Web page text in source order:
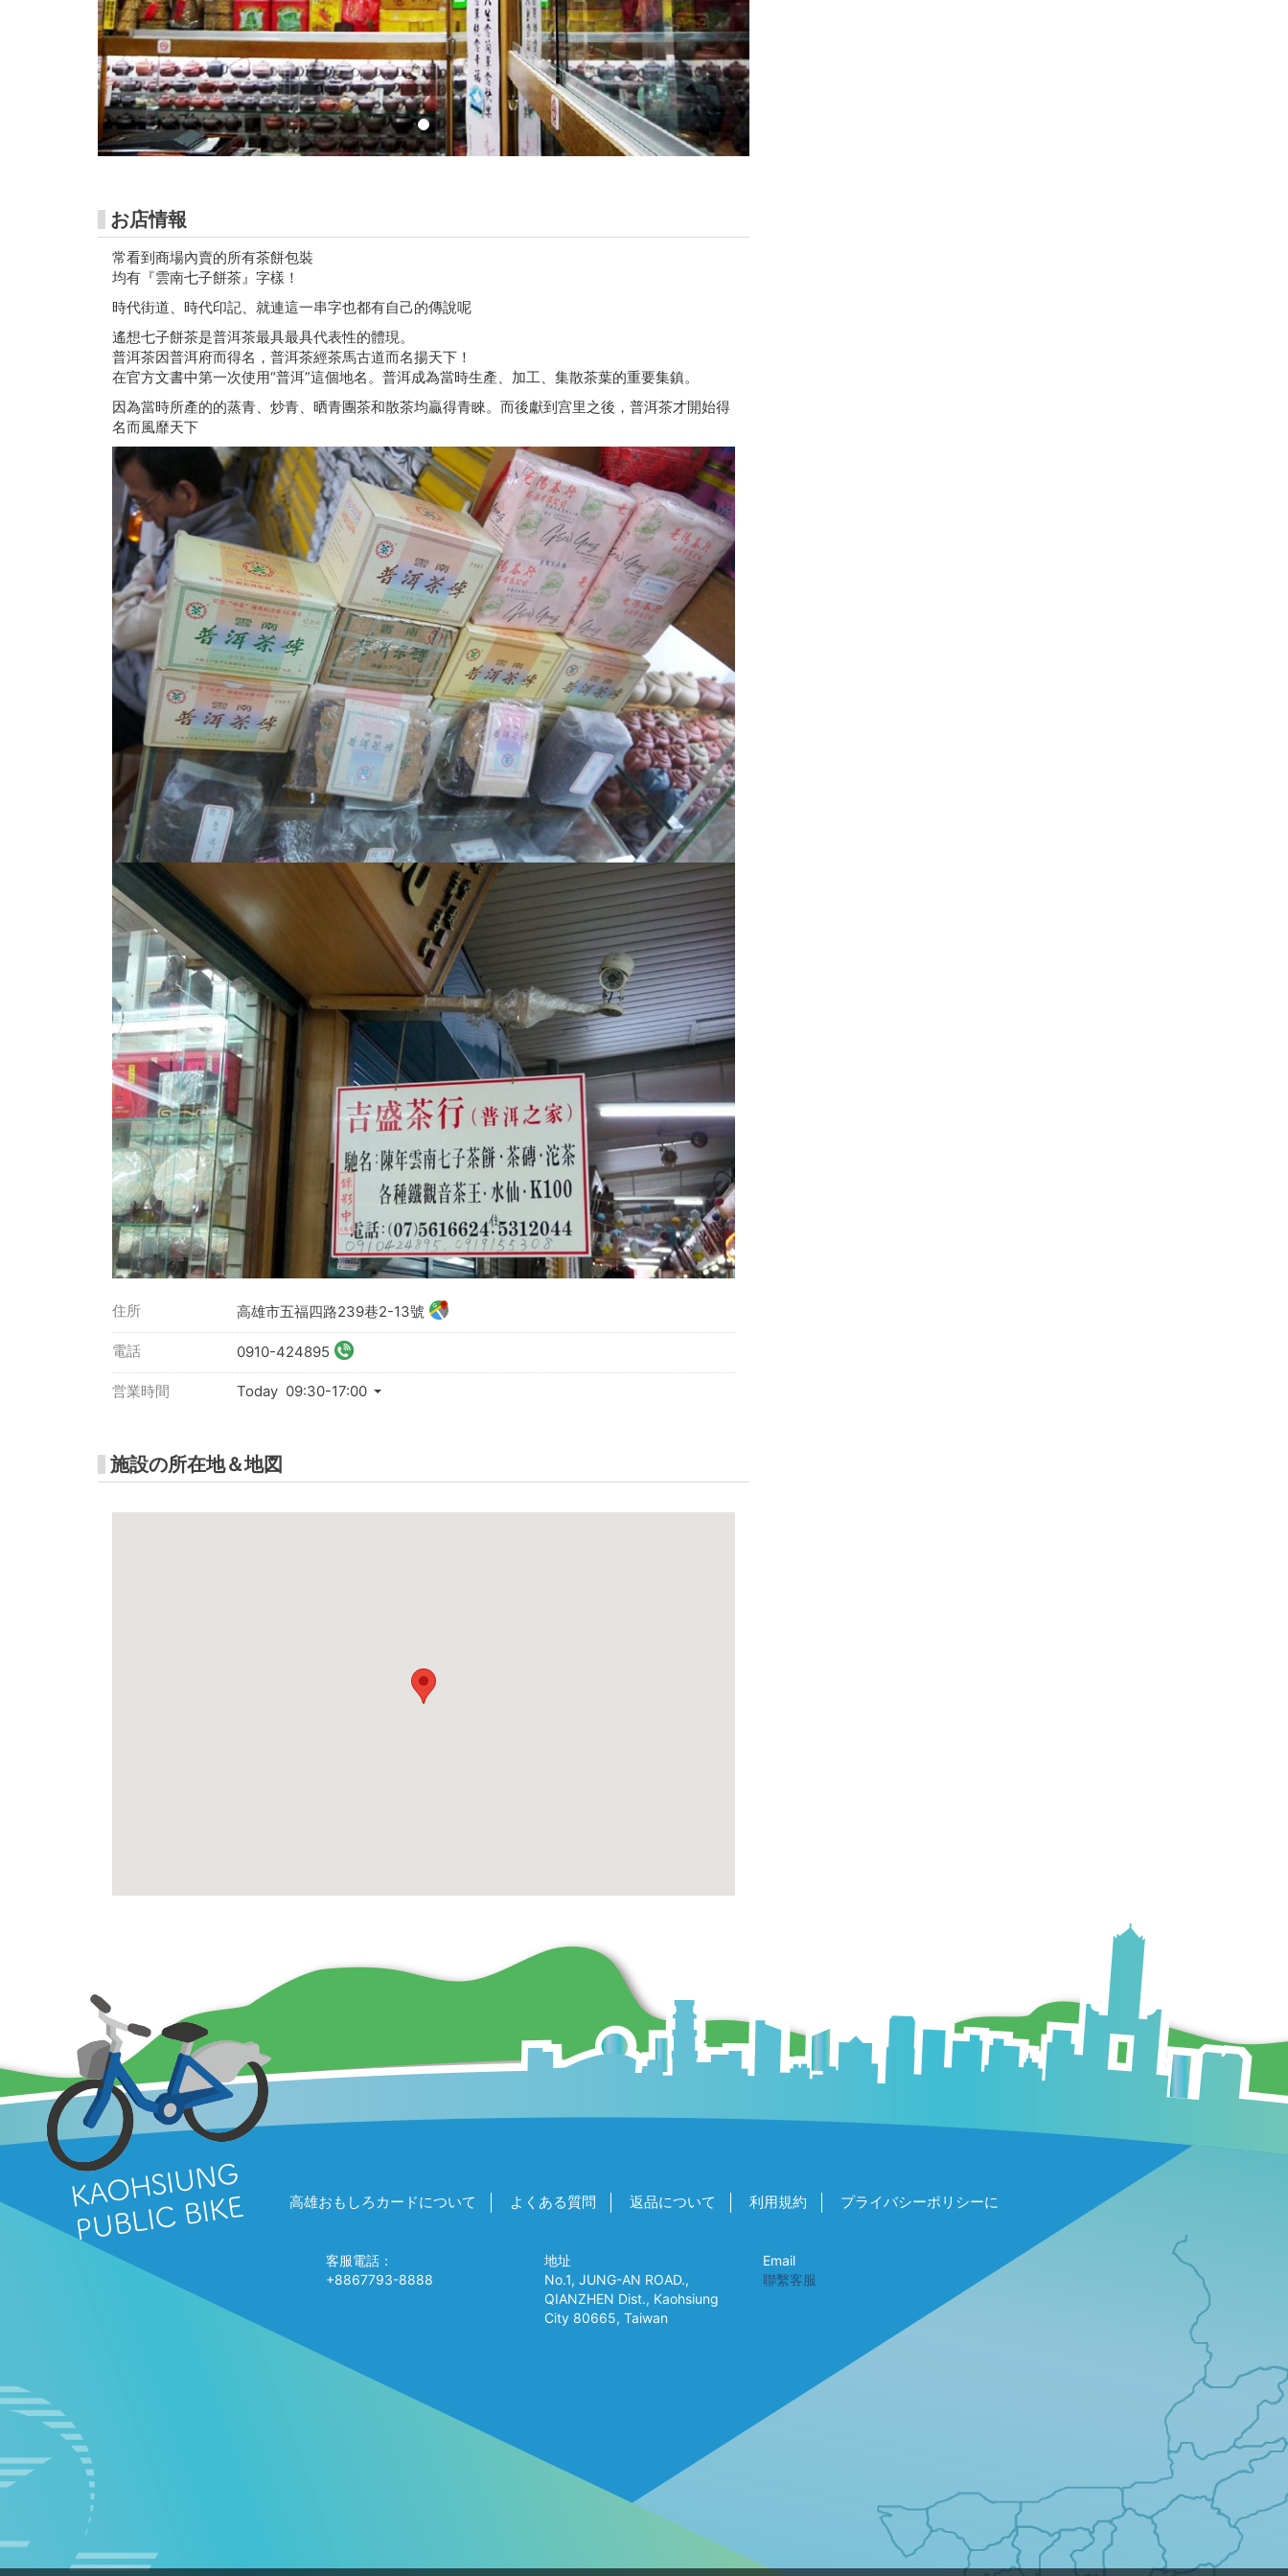
お店情報
常看到商場內賣的所有茶餅包裝
均有『雲南七子餅茶』字樣！
時代街道、時代印記、就連這一串字也都有自己的傳說呢
遙想七子餅茶是普洱茶最具最具代表性的體現。
普洱茶因普洱府而得名，普洱茶經茶馬古道而名揚天下！
在官方文書中第一次使用“普洱”這個地名。普洱成為當時生產、加工、集散茶葉的重要集鎮。
因為當時所產的的蒸青、炒青、晒青團茶和散茶均贏得青睞。而後獻到宫里之後，普洱茶才開始得
名而風靡天下
住所 高雄市五福四路239巷2-13號
電話 0910-424895
営業時間 Today 09:30-17:00
施設の所在地＆地図
高雄おもしろカードについて よくある質問 返品について 利用規約 プライバシーポリシーに
客服電話：
+8867793-8888
地址
No.1, JUNG-AN ROAD.,
QIANZHEN Dist., Kaohsiung
City 80665, Taiwan
Email
聯繫客服